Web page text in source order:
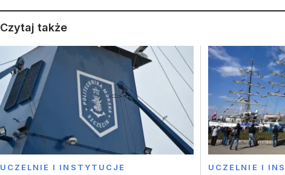
Czytaj także
UCZELNIE I INSTYTUCJE UCZELNIE I